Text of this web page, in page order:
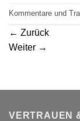
Kommentare und
← Zurück
Weiter →
VERTRAUEN